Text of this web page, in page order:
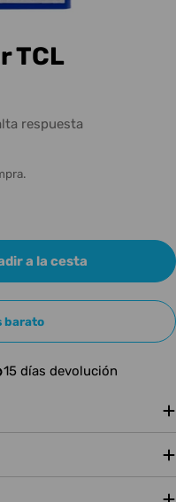
TCL
respuesta
Compresor TCL
para Aguilar
a la cesta
barato
15 días devolución